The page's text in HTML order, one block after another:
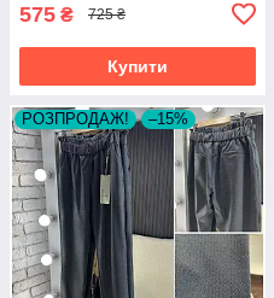
575 ₴ 725 ₴
Купити
РОЗПРОДАЖ! –15%